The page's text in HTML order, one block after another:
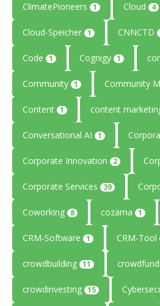
ClimatePioneers 1 Cloud 4
Cloud-Speicher 1 CNNCTD
Code 1 Cognigy 1
Community 1 Community
Content 1 content
Conversational AI 1
Corporate Innovation 2
Corporate Services 39
Coworking 8 cozama 1
CRM-Software 1 CRM-Tool
crowdbuilding 11
crowdinvesting 15